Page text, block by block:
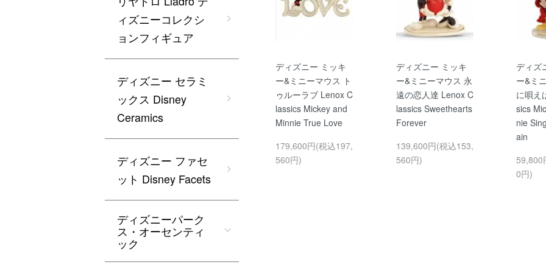
ディズニー ミッキ
ー&ミニーマウス ト
ゥルーラブ Lenox C
lassics Mickey and
Minnie True Love
179,600円(税込197,
560円)
ディズニー ミッキ
ー&ミニーマウス 永
遠の恋人達 Lenox C
lassics Sweethearts
Forever
139,600円(税込153,
560円)
ディズ
ー&ミ
に唄え
sics
nie
ain
59,800
0円)
ィズニーコレクシ
ョンフィギュア
ディズニー セラミ
ックス Disney
Ceramics
ディズニー ファセ
ット Disney Facets
ディズニーパーク
ス・オーセンティ
ック